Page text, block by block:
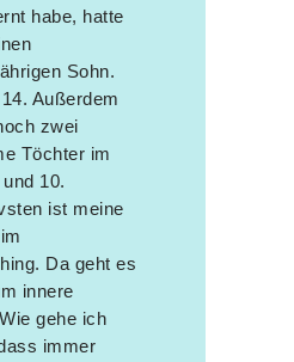
habe, hatte
Sohn.
Außerdem
zwei
Töchter im
10.
ist meine
Da geht es
innere
gehe ich
immer